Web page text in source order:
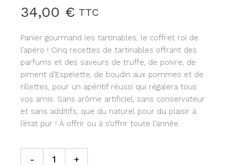
34,00 € TTC
Panier gourmand les tartinables, le coffret roi de
l’apéro ! Cinq recettes de tartinables offrant des
parfums et des saveurs de truffe, de poivre, de
piment d’Espelette, de boudin aux pommes et de
rillettes, pour un apéritif réussi qui régalera tous
vos amis. Sans arôme artificiel, sans conservateur
et sans additifs, que du naturel pour du plaisir à
l’état pur ! À offrir ou à s’offrir toute l’année.
Les tartinables & co quantity
- +